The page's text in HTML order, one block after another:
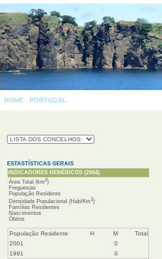
HOME PORTUGAL
ESTASTÍSTICAS GERAIS
INDICADORES GENÉRICOS (2004)
Área Total (km2)
Freguesias
População Residente
Densidade Populacional (Hab/Km2)
Famílias Residentes
Nascimentos
Óbitos
População Residente H M
Total
2001
0
1991
0